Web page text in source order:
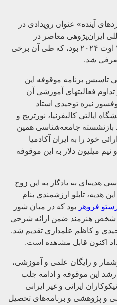
آینده» عنوان رویدادی در
ایران‌پژوهی معاصر در
دانشگاه گوته برلین در تاریخ ۲۲ اوت ۲۰۲۴ بود، که طی آن برخی
معرفی شد.
تاسیس برنامه موقوفه این
فعالیتهای آموزشی آن
نیره توحیدی استاد
ایالتی کالیفرنیا، نورتریج و
بازنشسته جامعه‌شناسی همین
خود را به ایران آکادمیا
میلیون دلار به این موقوفه
هدیه‌ای به یادگار به این زوج
هدیه، تابلو ارزشمندی بنام
فروهر بود که در میان شور
هنرمند ضمن ارائه شرحی
و کاظم علمداری تقدیم شد.
اکنون قابل مشاهده است.
پُرشمار و رایگان علمی و آموزشی،
رشد این موقوفه و ادامه جلب
ایرانی و غیر ایرانی
و پژوهشی و برنامه‌های تحصیل